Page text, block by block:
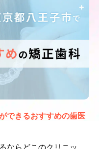
できるおすすめの歯医
ならどこのクリニッ